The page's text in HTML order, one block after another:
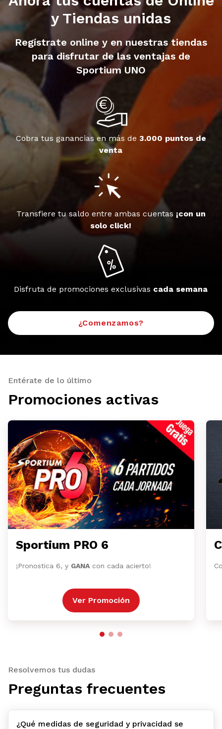
y Tiendas unidas
Regístrate online y en nuestras tiendas
para disfrutar de las ventajas de
Sportium UNO
Cobra tus ganancias en más de 3.000 puntos de
venta
Transfiere tu saldo entre ambas cuentas ¡con un
solo click!
Disfruta de promociones exclusivas cada semana
¿Comenzamos?
Entérate de lo último
Promociones activas
Sportium PRO 6
¡Pronostica 6, y GANA con cada acierto!
Ver Promoción
Resolvemos tus dudas
Preguntas frecuentes
¿Qué medidas de seguridad y privacidad se